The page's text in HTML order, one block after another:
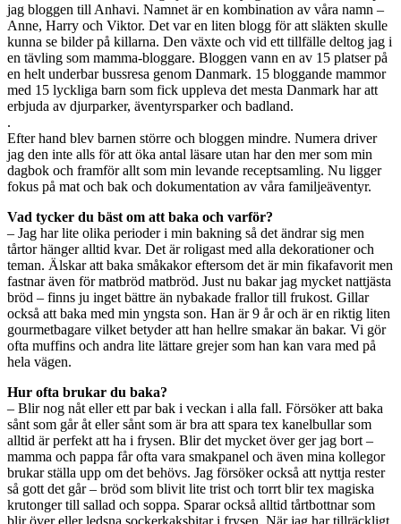
jag bloggen till Anhavi. Namnet är en kombination av våra namn –
Anne, Harry och Viktor. Det var en liten blogg för att släkten skulle
kunna se bilder på killarna. Den växte och vid ett tillfälle deltog jag i
en tävling som mamma-bloggare. Bloggen vann en av 15 platser på
en helt underbar bussresa genom Danmark. 15 bloggande mammor
med 15 lyckliga barn som fick uppleva det mesta Danmark har att
erbjuda av djurparker, äventyrsparker och badland.
.
Efter hand blev barnen större och bloggen mindre. Numera driver
jag den inte alls för att öka antal läsare utan har den mer som min
dagbok och framför allt som min levande receptsamling. Nu ligger
fokus på mat och bak och dokumentation av våra familjeäventyr.
Vad tycker du bäst om att baka och varför?
– Jag har lite olika perioder i min bakning så det ändrar sig men
tårtor hänger alltid kvar. Det är roligast med alla dekorationer och
teman. Älskar att baka småkakor eftersom det är min fikafavorit men
fastnar även för matbröd matbröd. Just nu bakar jag mycket nattjästa
bröd – finns ju inget bättre än nybakade frallor till frukost. Gillar
också att baka med min yngsta son. Han är 9 år och är en riktig liten
gourmetbagare vilket betyder att han hellre smakar än bakar. Vi gör
ofta muffins och andra lite lättare grejer som han kan vara med på
hela vägen.
Hur ofta brukar du baka?
– Blir nog nåt eller ett par bak i veckan i alla fall. Försöker att baka
sånt som går åt eller sånt som är bra att spara tex kanelbullar som
alltid är perfekt att ha i frysen. Blir det mycket över ger jag bort –
mamma och pappa får ofta vara smakpanel och även mina kollegor
brukar ställa upp om det behövs. Jag försöker också att nyttja rester
så gott det går – bröd som blivit lite trist och torrt blir tex magiska
krutonger till sallad och soppa. Sparar också alltid tårtbottnar som
blir över eller ledsna sockerkaksbitar i frysen. När jag har tillräckligt